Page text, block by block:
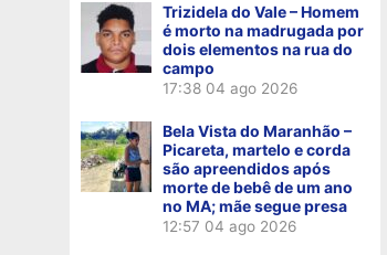
Trizidela do Vale – Homem
é morto na madrugada por
dois elementos na rua do
campo
17:38 04 ago 2026
Bela Vista do Maranhão –
Picareta, martelo e corda
são apreendidos após
morte de bebê de um ano
no MA; mãe segue presa
12:57 04 ago 2026